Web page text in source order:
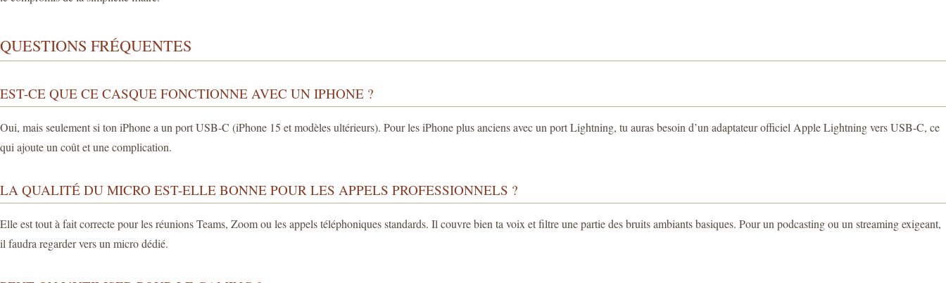
QUESTIONS FRÉQUENTES
EST-CE QUE CE CASQUE FONCTIONNE AVEC UN IPHONE ?
Oui, mais seulement si ton iPhone a un port USB-C (iPhone 15 et modèles ultérieurs). Pour les iPhone plus anciens avec un port Lightning, tu auras besoin d’un adaptateur officiel Apple Lightning vers USB-C, ce
qui ajoute un coût et une complication.
LA QUALITÉ DU MICRO EST-ELLE BONNE POUR LES APPELS PROFESSIONNELS ?
Elle est tout à fait correcte pour les réunions Teams, Zoom ou les appels téléphoniques standards. Il couvre bien ta voix et filtre une partie des bruits ambiants basiques. Pour un podcasting ou un streaming exigeant,
il faudra regarder vers un micro dédié.